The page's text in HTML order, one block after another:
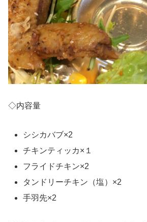
◇内容量
シシカバブ×2
チキンティッカ×１
フライドチキン×2
タンドリーチキン（塩）×2
手羽先×2